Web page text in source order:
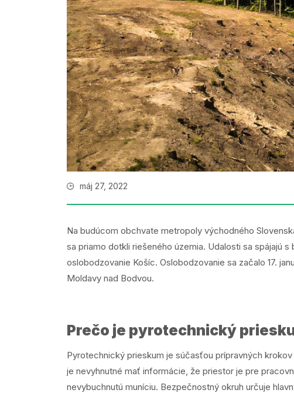
máj 27, 2022
Na budúcom obchvate metropoly východného
sa priamo dotkli riešeného územia. Udalosti sa spájajú
oslobodzovanie Košíc. Oslobodzovanie sa začalo 17.
Moldavy nad Bodvou.
Prečo je pyrotechnický
Pyrotechnický prieskum je súčasťou prípravných
je nevyhnutné mať informácie, že priestor je pre
nevybuchnutú muníciu. Bezpečnostný okruh určuje